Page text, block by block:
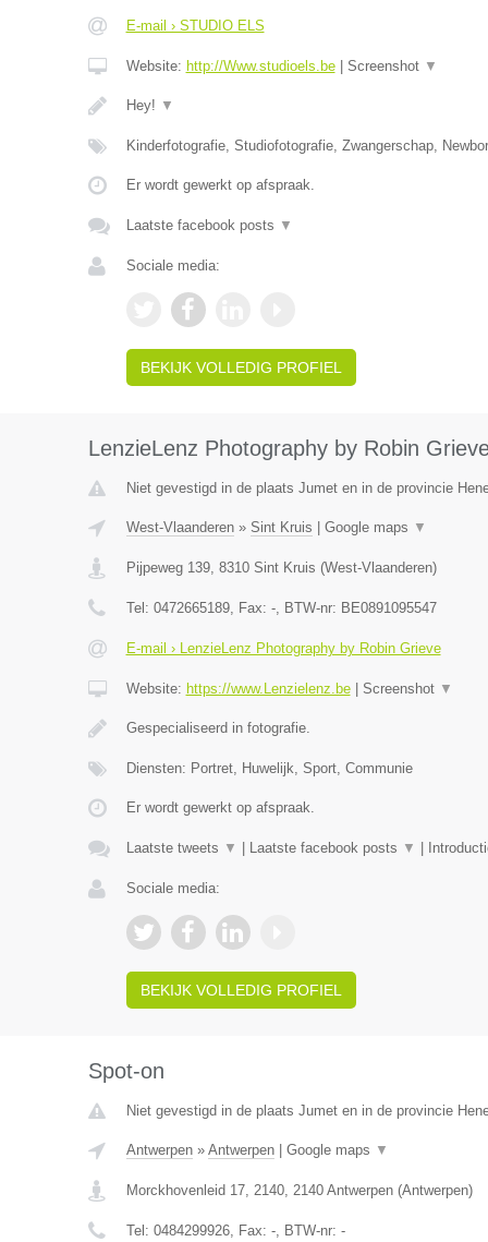
E-mail › STUDIO ELS
Website: http://Www.studioels.be| Screenshot ▼
Hey! ▼
Kinderfotografie, Studiofotografie, Zwangerschap,
Er wordt gewerkt op afspraak.
Laatste facebook posts ▼
Sociale media:
BEKIJK VOLLEDIG PROFIEL
LenzieLenz Photography by Robin
Niet gevestigd in de plaats Jumet en in de provincie
West-Vlaanderen» Sint Kruis Google maps ▼
Pijpeweg 139, 8310 Sint Kruis (West-Vlaanderen)
Tel: 0472665189, Fax: -, BTW-nr: BE0891095547
E-mail › LenzieLenz Photography by Robin Grieve
Website: https://www.Lenzielenz.be| Screenshot ▼
Gespecialiseerd in fotografie.
Diensten: Portret, Huwelijk, Sport, Communie
Er wordt gewerkt op afspraak.
Laatste tweets ▼ Laatste facebook posts ▼
Sociale media:
BEKIJK VOLLEDIG PROFIEL
Spot-on
Niet gevestigd in de plaats Jumet en in de provincie
Antwerpen» Antwerpen| Google maps ▼
Morckhovenleid 17, 2140, 2140 Antwerpen(Antwerpen)
Tel: 0484299926, Fax: -, BTW-nr: -